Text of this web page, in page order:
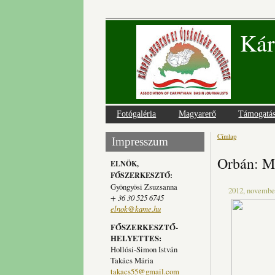
Fotógaléria Magyarerő Támogatás
Impresszum
ELNÖK,
FŐSZERKESZTŐ:
Gyöngyösi Zsuzsanna
+ 36 30 525 6745
elnok@kame.hu
FŐSZERKESZTŐ-
HELYETTES:
Hollósi-Simon István
Takács Mária
takacs55@gmail.com
Jelenlegi
Címlap
Orbán:
2012,